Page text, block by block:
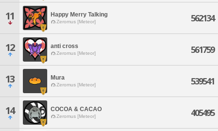
11 Happy Merry Talking
Zeromus [Meteor] 562134
12 anti cross
Zeromus [Meteor] 561759
13 Mura
Zeromus [Meteor] 539541
14 COCOA & CACAO
Zeromus [Meteor] 405495